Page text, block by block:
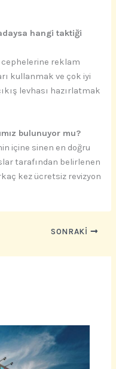
hangi taktiği
cephelerine reklam
kullanmak ve çok iyi
levhası hazırlatmak
bulunuyor mu?
içine sinen en doğru
tarafından belirlenen
kez ücretsiz revizyon
SONRAKI